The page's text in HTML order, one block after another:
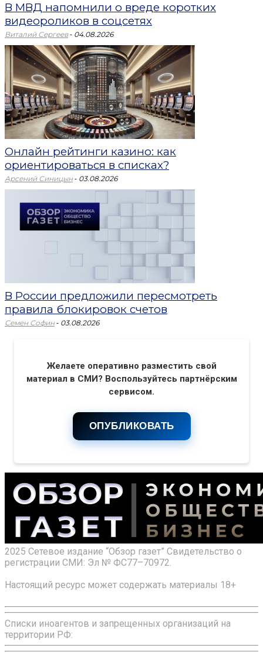
В МВД напомнили о вреде коротких
видеороликов в соцсетях
Виталий Сергеев - 04.08.2026
Онлайн рейтинги казино: как
ориентироваться в списках?
Арсений Синицын - 03.08.2026
В России предложили пересмотреть
правила блокировок счетов
Семен Софин - 03.08.2026
Желаете оперативно разместить свой
материал в СМИ? Воспользуйтесь партнёрским
сервисом.
ОПУБЛИКОВАТЬ
2025 Сетевое издание “Обзор газет” Свидетельство о
регистрации СМИ: Эл № ФС77–70972.
Настоящий ресурс может содержать материалы 18+
Списки иноагентов и запрещенных организаций на
территории РФ: